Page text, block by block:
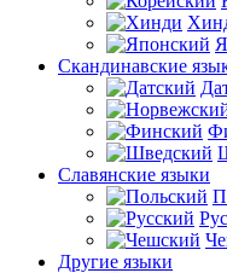
Скандинавские
Славянские языки
Другие языки